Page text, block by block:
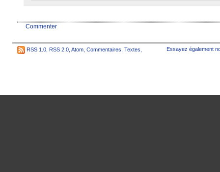
Commenter
RSS 1.0 RSS 2.0 Atom Commentaires Textes Essayez également